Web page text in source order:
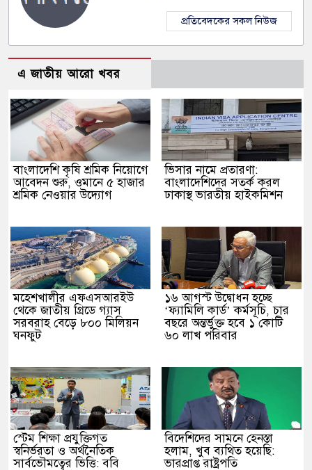
প্রতিবেদকের সকল নিউজ
এ জাতীয় আরো খবর
বাংলাদেশি কৃষি শ্রমিক নিয়োগে
আবেদন শুরু, ওমানে ৫ হাজার
শ্রমিক নেওয়ার উদ্যোগ
ভিসার নামে প্রতারণা:
বাংলাদেশিদের সতর্ক করল
ঢাকাস্থ ভারতীয় হাইকমিশন
মহেশখালীর এফএসআরইউ
থেকে জাতীয় গ্রিডে গ্যাস
সরবরাহ বেড়ে ৮০০ মিলিয়ন
ঘনফুট
১৬ আগস্ট উদ্বোধন হচ্ছে
‘ফ্যামিলি কার্ড’ কর্মসূচি, চার
বছরে অন্তর্ভুক্ত হবে ১ কোটি
৬০ লাখ পরিবার
স্টেম শিক্ষা প্রযুক্তিগত
স্বনির্ভরতা ও অর্থনৈতিক
সার্বভৌমত্বের ভিত্তি: ববি
বিদেশিদের সামনে হেনস্তা
হলাম, খুব ব্যথিত হয়েছি:
ভারপ্রাপ্ত রাষ্ট্রপতি